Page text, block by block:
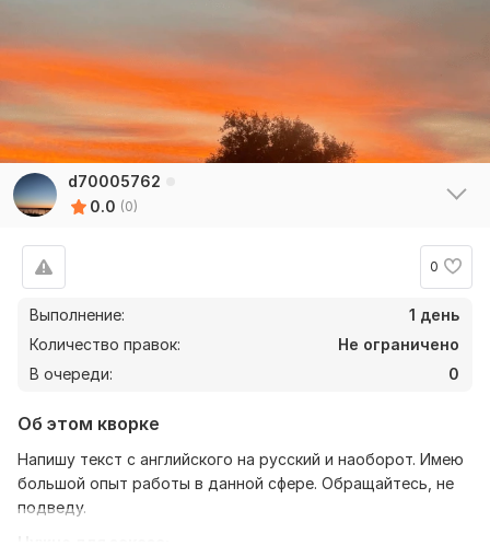
d70005762
0.0 (0)
0
Выполнение:
1 день
Количество правок:
Не ограничено
В очереди:
0
Об этом кворке
Напишу текст с английского на русский и наоборот. Имею
большой опыт работы в данной сфере. Обращайтесь, не
подведу.